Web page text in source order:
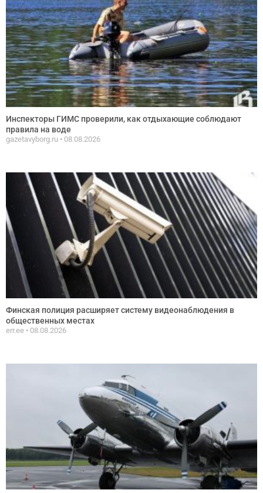
Инспекторы ГИМС проверили, как отдыхающие соблюдают
правила на воде
gazetavyborg.ru 08.08.2026
Финская полиция расширяет систему видеонаблюдения в
общественных местах
err.ee 08.08.2026